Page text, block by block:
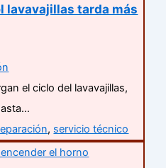
lavavajillas tarda más
el ciclo del lavavajillas,
, servicio técnico